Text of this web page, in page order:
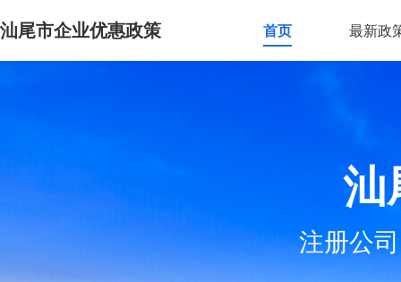
汕尾市企业优惠政策 首页 最新政
汕
注册公